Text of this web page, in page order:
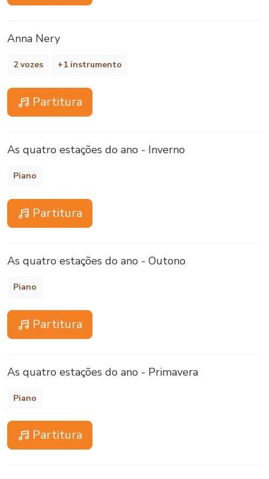
Anna Nery
2 vozes +1 instrumento
Partitura
As quatro estações do ano - Inverno
Piano
Partitura
As quatro estações do ano - Outono
Piano
Partitura
As quatro estações do ano - Primavera
Piano
Partitura